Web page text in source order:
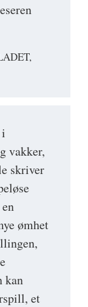
i
vakker,
skriver
ømhet
kan
et